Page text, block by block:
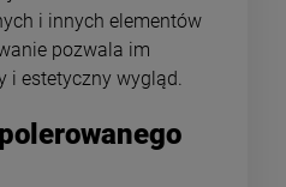
i innych elementów
pozwala im
i estetyczny wygląd.